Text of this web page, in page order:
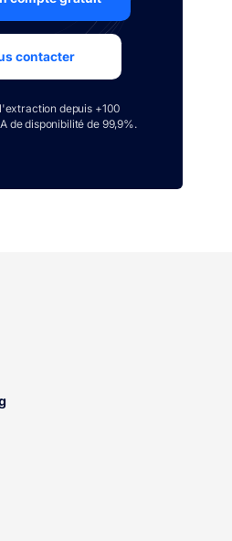
contacter
depuis +100
de disponibilité de 99,9%.